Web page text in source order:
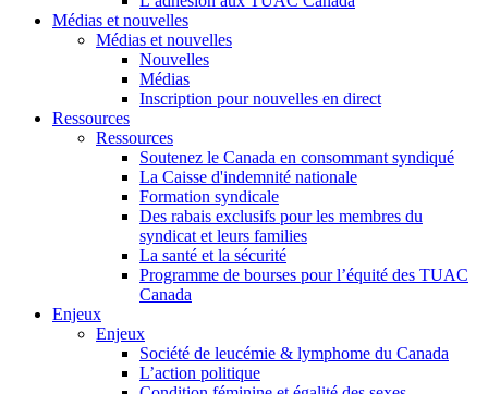
Médias et nouvelles
Médias et nouvelles
Nouvelles
Médias
Inscription pour nouvelles en direct
Ressources
Ressources
Soutenez le Canada en consommant syndiqué
La Caisse d'indemnité nationale
Formation syndicale
Des rabais exclusifs pour les membres du
syndicat et leurs families
La santé et la sécurité
Programme de bourses pour l’équité des TUAC
Canada
Enjeux
Enjeux
Société de leucémie & lymphome du Canada
L’action politique